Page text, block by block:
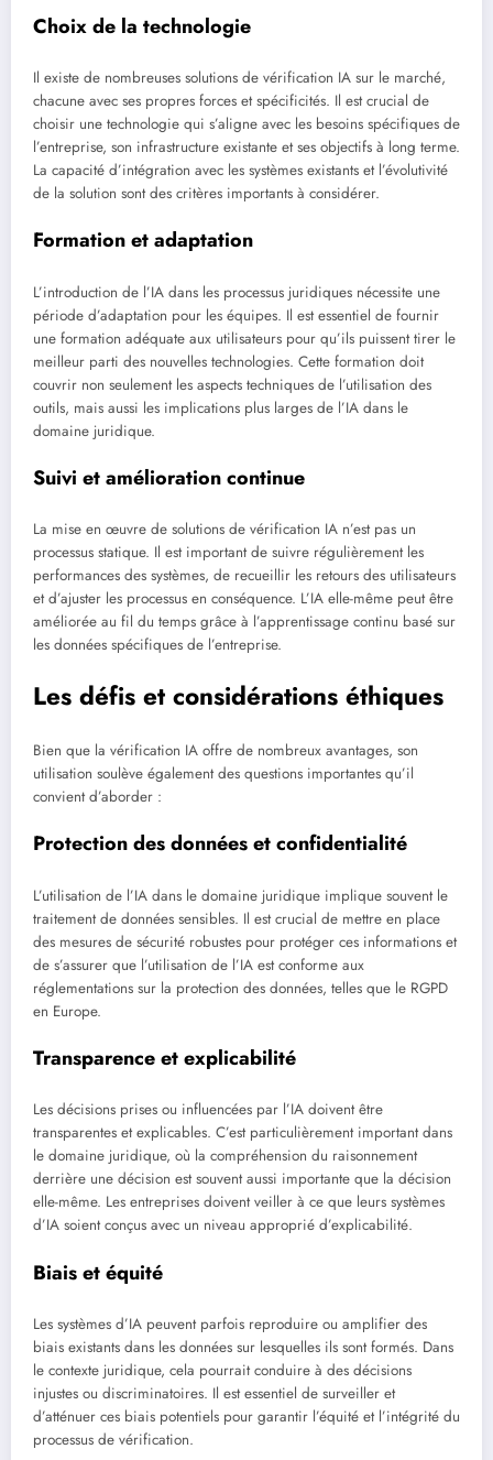
Choix de la technologie
Il existe de nombreuses solutions de vérification IA sur le marché,
chacune avec ses propres forces et spécificités. Il est crucial de
choisir une technologie qui s’aligne avec les besoins spécifiques de
l’entreprise, son infrastructure existante et ses objectifs à long terme.
La capacité d’intégration avec les systèmes existants et l’évolutivité
de la solution sont des critères importants à considérer.
Formation et adaptation
L’introduction de l’IA dans les processus juridiques nécessite une
période d’adaptation pour les équipes. Il est essentiel de fournir
une formation adéquate aux utilisateurs pour qu’ils puissent tirer le
meilleur parti des nouvelles technologies. Cette formation doit
couvrir non seulement les aspects techniques de l’utilisation des
outils, mais aussi les implications plus larges de l’IA dans le
domaine juridique.
Suivi et amélioration continue
La mise en œuvre de solutions de vérification IA n’est pas un
processus statique. Il est important de suivre régulièrement les
performances des systèmes, de recueillir les retours des utilisateurs
et d’ajuster les processus en conséquence. L’IA elle-même peut être
améliorée au fil du temps grâce à l’apprentissage continu basé sur
les données spécifiques de l’entreprise.
Les défis et considérations éthiques
Bien que la vérification IA offre de nombreux avantages, son
utilisation soulève également des questions importantes qu’il
convient d’aborder :
Protection des données et confidentialité
L’utilisation de l’IA dans le domaine juridique implique souvent le
traitement de données sensibles. Il est crucial de mettre en place
des mesures de sécurité robustes pour protéger ces informations et
de s’assurer que l’utilisation de l’IA est conforme aux
réglementations sur la protection des données, telles que le RGPD
en Europe.
Transparence et explicabilité
Les décisions prises ou influencées par l’IA doivent être
transparentes et explicables. C’est particulièrement important dans
le domaine juridique, où la compréhension du raisonnement
derrière une décision est souvent aussi importante que la décision
elle-même. Les entreprises doivent veiller à ce que leurs systèmes
d’IA soient conçus avec un niveau approprié d’explicabilité.
Biais et équité
Les systèmes d’IA peuvent parfois reproduire ou amplifier des
biais existants dans les données sur lesquelles ils sont formés. Dans
le contexte juridique, cela pourrait conduire à des décisions
injustes ou discriminatoires. Il est essentiel de surveiller et
d’atténuer ces biais potentiels pour garantir l’équité et l’intégrité du
processus de vérification.